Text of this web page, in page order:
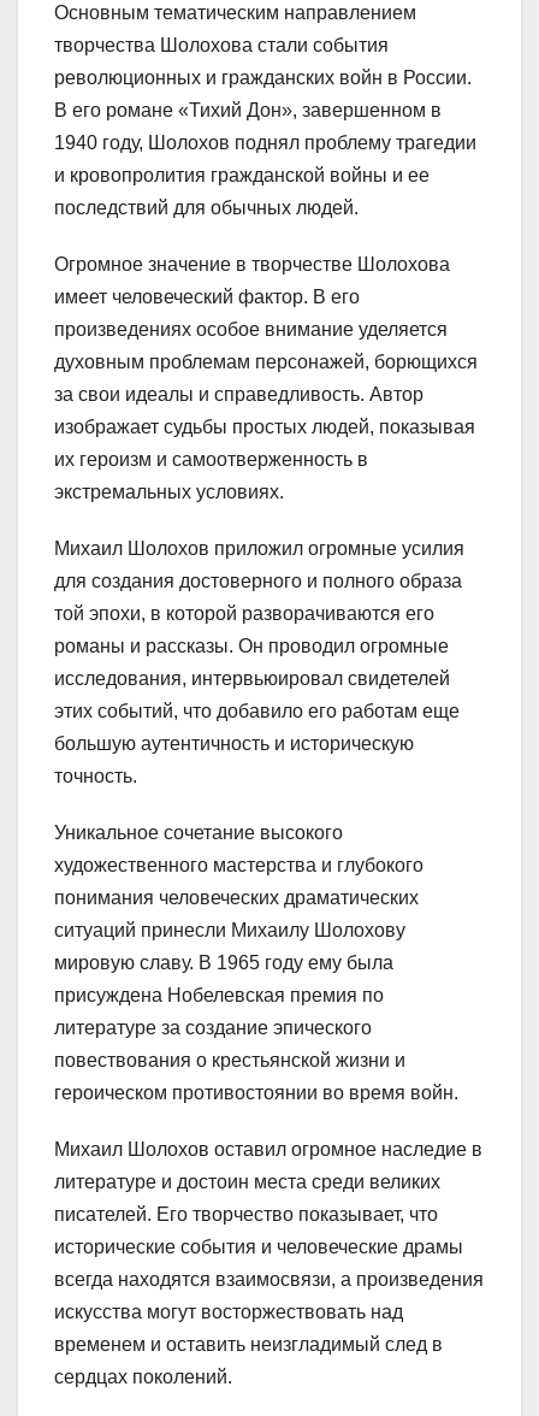
Основным тематическим направлением
творчества Шолохова стали события
революционных и гражданских войн в России.
В его романе «Тихий Дон», завершенном в
1940 году, Шолохов поднял проблему трагедии
и кровопролития гражданской войны и ее
последствий для обычных людей.
Огромное значение в творчестве Шолохова
имеет человеческий фактор. В его
произведениях особое внимание уделяется
духовным проблемам персонажей, борющихся
за свои идеалы и справедливость. Автор
изображает судьбы простых людей, показывая
их героизм и самоотверженность в
экстремальных условиях.
Михаил Шолохов приложил огромные усилия
для создания достоверного и полного образа
той эпохи, в которой разворачиваются его
романы и рассказы. Он проводил огромные
исследования, интервьюировал свидетелей
этих событий, что добавило его работам еще
большую аутентичность и историческую
точность.
Уникальное сочетание высокого
художественного мастерства и глубокого
понимания человеческих драматических
ситуаций принесли Михаилу Шолохову
мировую славу. В 1965 году ему была
присуждена Нобелевская премия по
литературе за создание эпического
повествования о крестьянской жизни и
героическом противостоянии во время войн.
Михаил Шолохов оставил огромное наследие в
литературе и достоин места среди великих
писателей. Его творчество показывает, что
исторические события и человеческие драмы
всегда находятся взаимосвязи, а произведения
искусства могут восторжествовать над
временем и оставить неизгладимый след в
сердцах поколений.